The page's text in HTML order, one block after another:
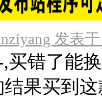
发表
买错了能
结果买到